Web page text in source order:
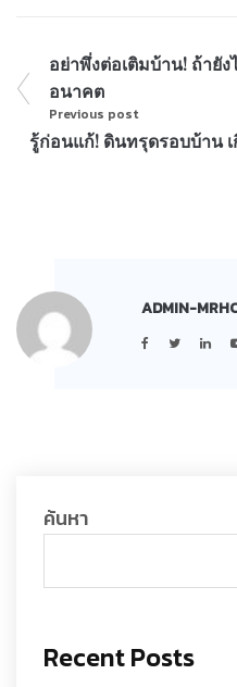
อย่าพึ่งต่อเติมบ้าน! ถ้ายั
อนาคต
Previous post
รู้ก่อนแก้! ดินทรุดรอบบ้าน
ADMIN-
ค้นหา
Recent Posts